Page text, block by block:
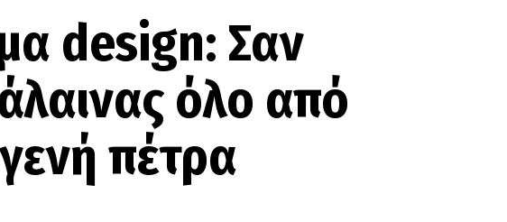
design: Σαν
όλο από
πέτρα